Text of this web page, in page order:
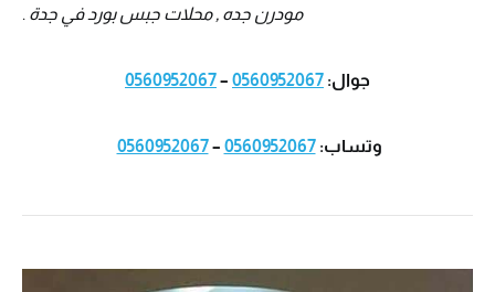
مودرن جده , محلات جبس بورد في جدة .
جوال: 0560952067
–
0560952067
وتساب:0560952067
–
0560952067